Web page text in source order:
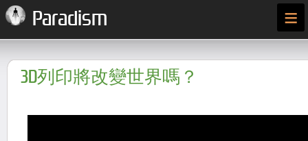
Paradism ≡
3D列印將改變世界嗎？